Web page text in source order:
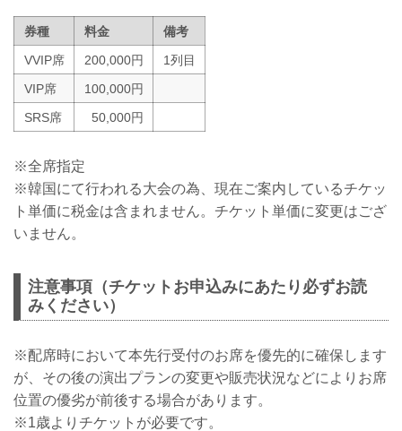
券種 料金
備考
VVIP席
200,000円
1列目
VIP席
100,000円
SRS席
50,000円
※全席指定
※韓国にて行われる大会の為、現在ご案内しているチケッ
ト単価に税金は含まれません。チケット単価に変更はござ
いません。
注意事項（チケットお申込みにあたり必ずお読
みください）
※配席時において本先行受付のお席を優先的に確保します
が、その後の演出プランの変更や販売状況などによりお席
位置の優劣が前後する場合があります。
※1歳よりチケットが必要です。